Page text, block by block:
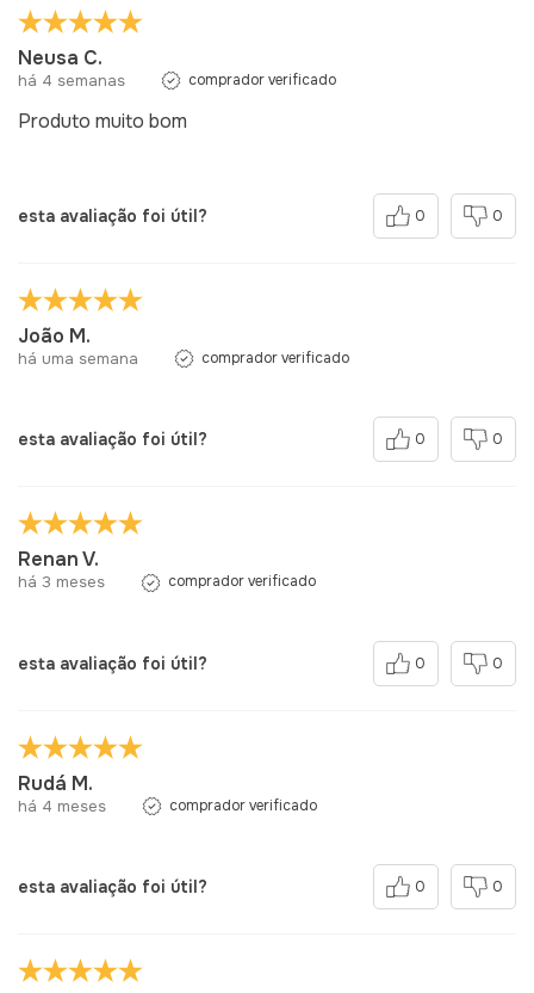
Neusa C.
há 4 semanas comprador verificado
Produto muito bom
esta avaliação foi útil? 0 0
João M.
há uma semana comprador verificado
esta avaliação foi útil? 0 0
Renan V.
há 3 meses comprador verificado
esta avaliação foi útil? 0 0
Rudá M.
há 4 meses comprador verificado
esta avaliação foi útil? 0 0